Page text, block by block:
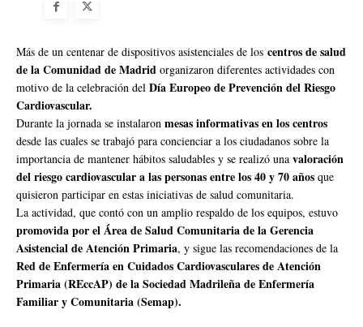
Más de un centenar de dispositivos asistenciales de los centros de salud
de la Comunidad de Madrid organizaron diferentes actividades con
motivo de la celebración del Día Europeo de Prevención del Riesgo
Cardiovascular.
Durante la jornada se instalaron mesas informativas en los centros
desde las cuales se trabajó para concienciar a los ciudadanos sobre la
importancia de mantener hábitos saludables y se realizó una valoración
del riesgo cardiovascular a las personas entre los 40 y 70 años que
quisieron participar en estas iniciativas de salud comunitaria.
La actividad, que contó con un amplio respaldo de los equipos, estuvo
promovida por el Área de Salud Comunitaria de la Gerencia
Asistencial de Atención Primaria, y sigue las recomendaciones de la
Red de Enfermería en Cuidados Cardiovasculares de Atención
Primaria (REccAP) de la Sociedad Madrileña de Enfermería
Familiar y Comunitaria (Semap).